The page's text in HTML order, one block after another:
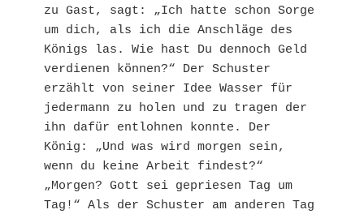
zu Gast, sagt: „Ich hatte schon Sorge
um dich, als ich die Anschläge des
Königs las. Wie hast Du dennoch Geld
verdienen können?“ Der Schuster
erzählt von seiner Idee Wasser für
jedermann zu holen und zu tragen der
ihn dafür entlohnen konnte. Der
König: „Und was wird morgen sein,
wenn du keine Arbeit findest?“
„Morgen? Gott sei gepriesen Tag um
Tag!“ Als der Schuster am anderen Tag